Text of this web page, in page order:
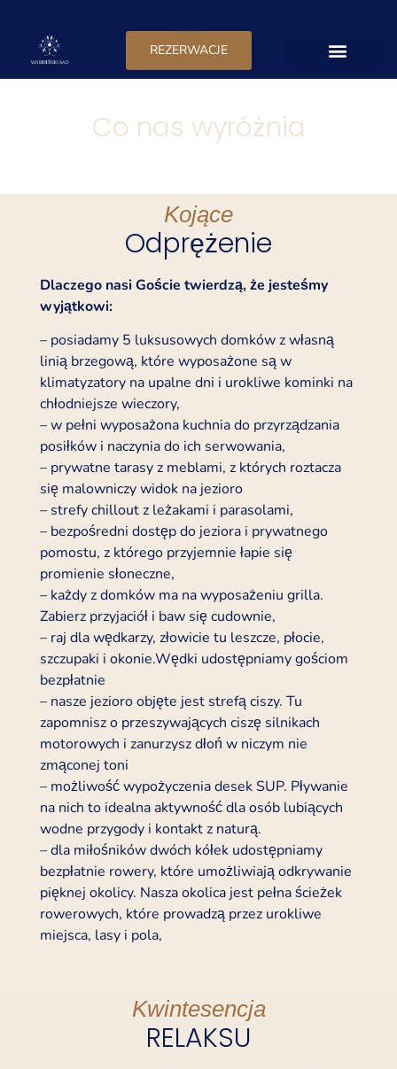
REZERWACJE
Co nas wyróżnia
Kojące
Odprężenie
Dlaczego nasi Goście twierdzą, że jesteśmy
wyjątkowi:
– posiadamy 5 luksusowych domków z własną
linią brzegową, które wyposażone są w
klimatyzatory na upalne dni i urokliwe kominki na
chłodniejsze wieczory,
– w pełni wyposażona kuchnia do przyrządzania
posiłków i naczynia do ich serwowania,
– prywatne tarasy z meblami, z których roztacza
się malowniczy widok na jezioro
– strefy chillout z leżakami i parasolami,
– bezpośredni dostęp do jeziora i prywatnego
pomostu, z którego przyjemnie łapie się
promienie słoneczne,
– każdy z domków ma na wyposażeniu grilla.
Zabierz przyjaciół i baw się cudownie,
– raj dla wędkarzy, złowicie tu leszcze, płocie,
szczupaki i okonie.Wędki udostępniamy gościom
bezpłatnie
– nasze jezioro objęte jest strefą ciszy. Tu
zapomnisz o przeszywających ciszę silnikach
motorowych i zanurzysz dłoń w niczym nie
zmąconej toni
– możliwość wypożyczenia desek SUP. Pływanie
na nich to idealna aktywność dla osób lubiących
wodne przygody i kontakt z naturą.
– dla miłośników dwóch kółek udostępniamy
bezpłatnie rowery, które umożliwiają odkrywanie
pięknej okolicy. Nasza okolica jest pełna ścieżek
rowerowych, które prowadzą przez urokliwe
miejsca, lasy i pola,
Kwintesencja
RELAKSU